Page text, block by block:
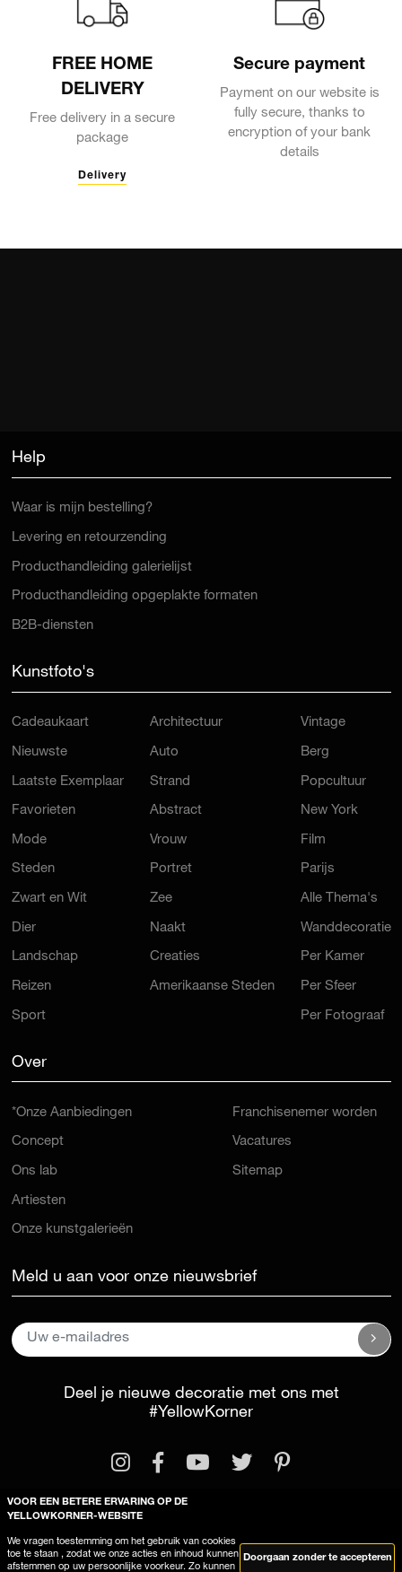
FREE HOME
DELIVERY
Free delivery in a secure
package
Delivery
Secure payment
Payment on our website is
fully secure, thanks to
encryption of your bank
details
Help
Waar is mijn bestelling?
Levering en retourzending
Producthandleiding galerielijst
Producthandleiding opgeplakte formaten
B2B-diensten
Kunstfoto's
Cadeaukaart
Nieuwste
Laatste Exemplaar
Favorieten
Mode
Steden
Zwart en Wit
Dier
Landschap
Reizen
Sport
Architectuur
Auto
Strand
Abstract
Vrouw
Portret
Zee
Naakt
Creaties
Amerikaanse Steden
Vintage
Berg
Popcultuur
New York
Film
Parijs
Alle Thema's
Wanddecoratie
Per Kamer
Per Sfeer
Per Fotograaf
Over
*Onze Aanbiedingen
Concept
Ons lab
Artiesten
Onze kunstgalerieën
Franchisenemer worden
Vacatures
Sitemap
Meld u aan voor onze nieuwsbrief
Deel je nieuwe decoratie met ons met
#YellowKorner
Wettelijke kennisgevingAlgemene voorwaarden
VOOR EEN BETERE ERVARING OP DE
YELLOWKORNER-WEBSITE
We vragen toestemming om het gebruik van cookies
toe te staan , zodat we onze acties en inhoud kunnen
afstemmen op uw persoonlijke voorkeur. Zo kunnen
Doorgaan zonder te accepteren